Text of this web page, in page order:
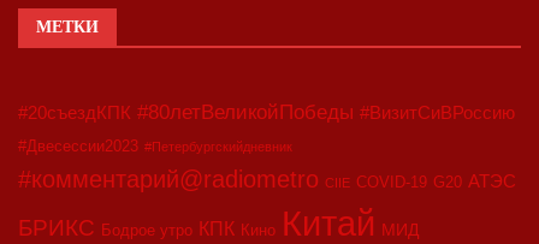
МЕТКИ
#20съездКПК #80летВеликойПобеды #ВизитСиВРоссию
#Двесессии2023 #Петербургскийдневник
#комментарий@radiometro CIIE COVID-19 G20 АТЭС
БРИКС Бодрое утро КПК Кино Китай МИД